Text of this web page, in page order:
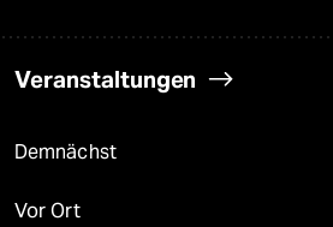
Veranstaltungen
Demnächst
Vor Ort